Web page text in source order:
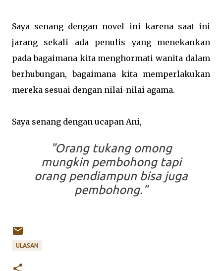
Saya senang dengan novel ini karena saat ini
jarang sekali ada penulis yang menekankan
pada bagaimana kita menghormati wanita dalam
berhubungan, bagaimana kita memperlakukan
mereka sesuai dengan nilai-nilai agama.
Saya senang dengan ucapan Ani,
"Orang tukang omong
mungkin pembohong tapi
orang pendiampun bisa juga
pembohong."
ULASAN